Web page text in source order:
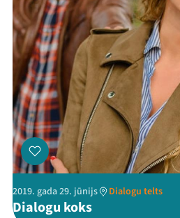
2019. gada 29. jūnijs Dialogu telts
Dialogu koks